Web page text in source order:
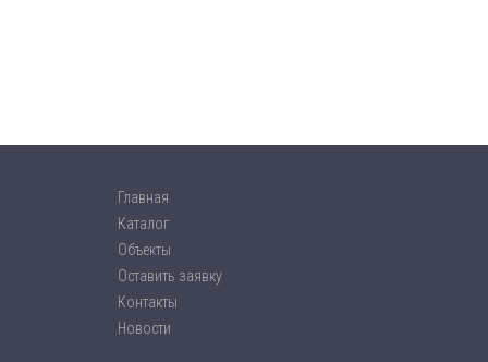
Главная
Каталог
Объекты
Оставить заявку
Контакты
Новости